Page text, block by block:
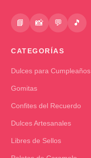
📘 📸 💬 🎵
CATEGORÍAS
Dulces para Cumpleaños
Gomitas
Confites del Recuerdo
Dulces Artesanales
Libres de Sellos